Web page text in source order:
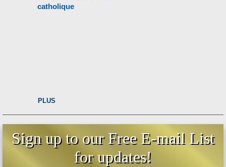
catholique
PLUS
Sign up to our Free E-mail List
for updates!